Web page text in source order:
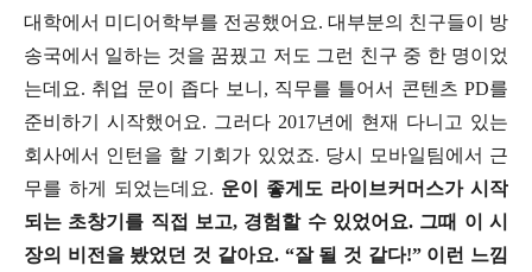
대학에서 미디어학부를 전공했어요. 대부분의 친구들이 방
송국에서 일하는 것을 꿈꿨고 저도 그런 친구 중 한 명이었
는데요. 취업 문이 좁다 보니, 직무를 틀어서 콘텐츠 PD를
준비하기 시작했어요. 그러다 2017년에 현재 다니고 있는
회사에서 인턴을 할 기회가 있었죠. 당시 모바일팀에서 근
무를 하게 되었는데요. 운이 좋게도 라이브커머스가 시작
되는 초창기를 직접 보고, 경험할 수 있었어요. 그때 이 시
장의 비전을 봤었던 것 같아요. “잘 될 것 같다!” 이런 느낌